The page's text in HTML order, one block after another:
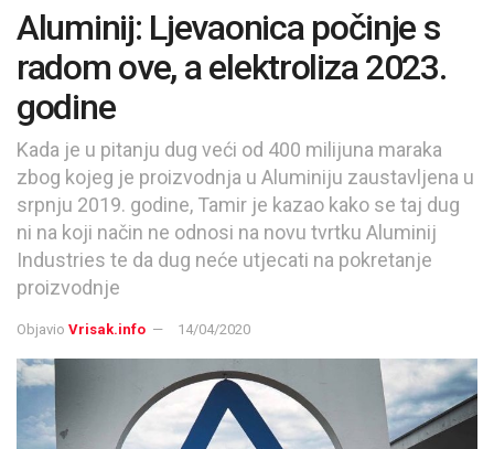
Aluminij: Ljevaonica počinje s
radom ove, a elektroliza 2023.
godine
Kada je u pitanju dug veći od 400 milijuna maraka
zbog kojeg je proizvodnja u Aluminiju zaustavljena u
srpnju 2019. godine, Tamir je kazao kako se taj dug
ni na koji način ne odnosi na novu tvrtku Aluminij
Industries te da dug neće utjecati na pokretanje
proizvodnje
Objavio Vrisak.info 14/04/2020